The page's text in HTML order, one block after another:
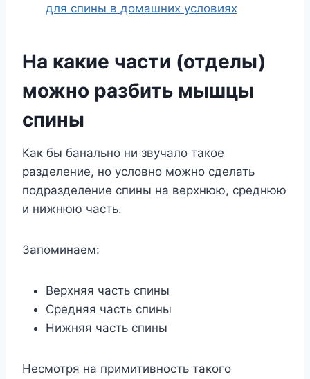
для спины в домашних условиях
На какие части (отделы)
можно разбить мышцы
спины
Как бы банально ни звучало такое
разделение, но условно можно сделать
подразделение спины на верхнюю, среднюю
и нижнюю часть.
Запоминаем:
Верхняя часть спины
Средняя часть спины
Нижняя часть спины
Несмотря на примитивность такого